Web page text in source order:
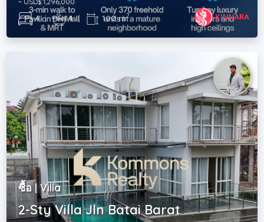
4 | 4 | 100 m2
ซื้อ | Villa
2-Sty Villa Jln Batai Barat